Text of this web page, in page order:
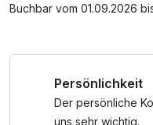
kostenfreier Kaffee/Tee
Buchbar vom 01.09.2026
Persönlichkeit
Der persönliche
uns sehr wichtig.